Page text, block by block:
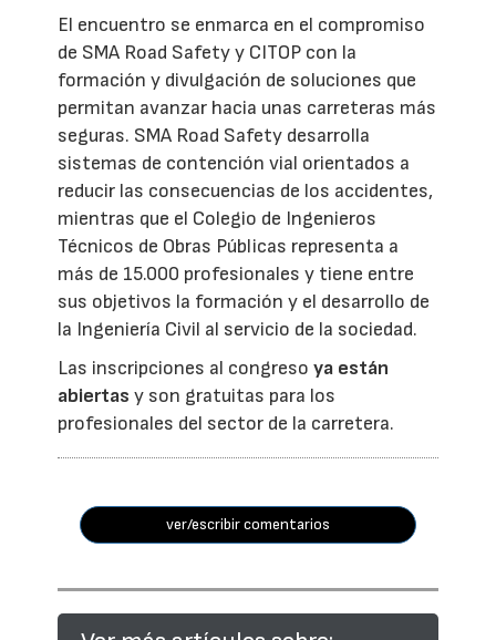
El encuentro se enmarca en el compromiso
de SMA Road Safety y CITOP con la
formación y divulgación de soluciones que
permitan avanzar hacia unas carreteras más
seguras. SMA Road Safety desarrolla
sistemas de contención vial orientados a
reducir las consecuencias de los accidentes,
mientras que el Colegio de Ingenieros
Técnicos de Obras Públicas representa a
más de 15.000 profesionales y tiene entre
sus objetivos la formación y el desarrollo de
la Ingeniería Civil al servicio de la sociedad.
Las inscripciones al congresoya están
abiertas y son gratuitas para los
profesionales del sector de la carretera.
ver/escribir comentarios